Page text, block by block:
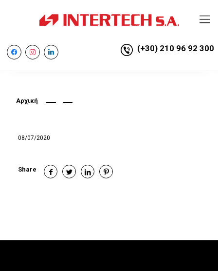
facebookinstagramlinkedin (+30) 210 96 92 300
Αρχική
08/07/2020
Share